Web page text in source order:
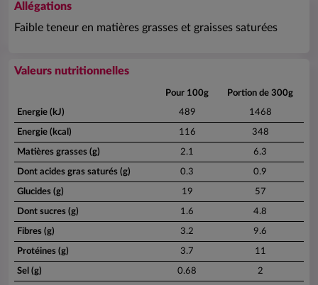
Allégations
Faible teneur en matières grasses et graisses saturées
Valeurs nutritionnelles
Pour 100g Portion de 300g
Energie (kJ) 489 1468
Energie (kcal) 116 348
Matières grasses (g) 2.1 6.3
Dont acides gras saturés (g) 0.3 0.9
Glucides (g) 19 57
Dont sucres (g) 1.6 4.8
Fibres (g) 3.2 9.6
Protéines (g) 3.7 11
Sel (g) 0.68 2